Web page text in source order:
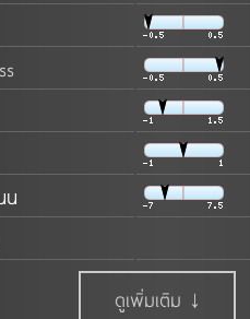
น
ดูเพิ่มเติม ↓